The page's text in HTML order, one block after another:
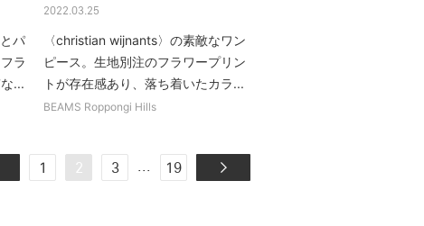
パ
ラ
...
2022.03.25
〈christian wijnants〉の素敵なワン
ピース。生地別注のフラワープリン
トが存在感あり、落ち着いたカラ...
BEAMS Roppongi Hills
1 2 3 ... 19